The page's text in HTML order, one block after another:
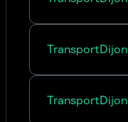
TransportDijon
TransportDijon